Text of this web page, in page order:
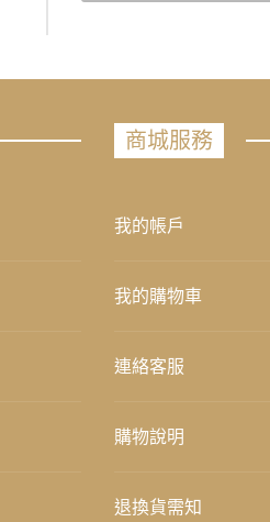
商城服務
我的帳戶
我的購物車
連絡客服
購物說明
退換貨需知